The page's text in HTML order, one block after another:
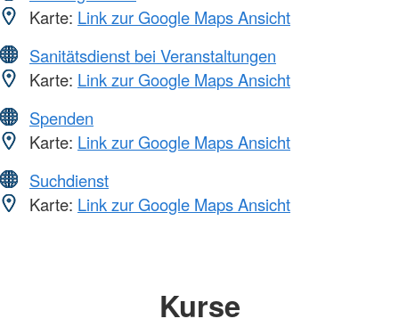
Karte: Link zur Google Maps Ansicht
Sanitätsdienst bei Veranstaltungen
Karte: Link zur Google Maps Ansicht
Spenden
Karte: Link zur Google Maps Ansicht
Suchdienst
Karte: Link zur Google Maps Ansicht
Kurse